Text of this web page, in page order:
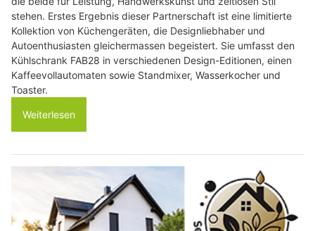
stehen. Erstes Ergebnis dieser Partnerschaft ist eine limitierte
Kollektion von Küchengeräten, die Designliebhaber und
Autoenthusiasten gleichermassen begeistert. Sie umfasst den
Kühlschrank FAB28 in verschiedenen Design-Editionen, einen
Kaffeevollautomaten sowie Standmixer, Wasserkocher und
Toaster.
Weiterlesen